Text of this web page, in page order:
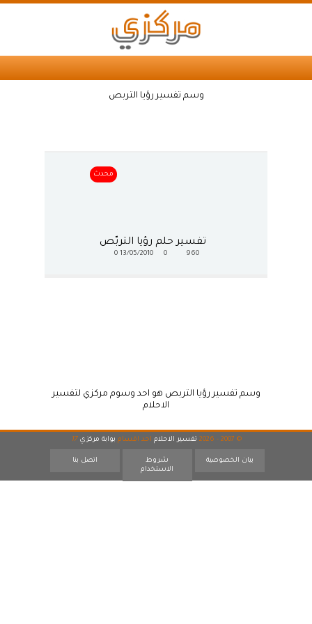
وسم تفسير رؤيا التربص
محدث
تفسير حلم رؤيا التربّص
960
13/05/2010
0
وسم تفسير رؤيا التربص هو احد وسوم مركزي لتفسير
الاحلام
© 2007 - 2026 تفسير الاحلام احد اقسام بوابة مركزي 17
بيان الخصوصية
شروط
الاستخدام
اتصل بنا